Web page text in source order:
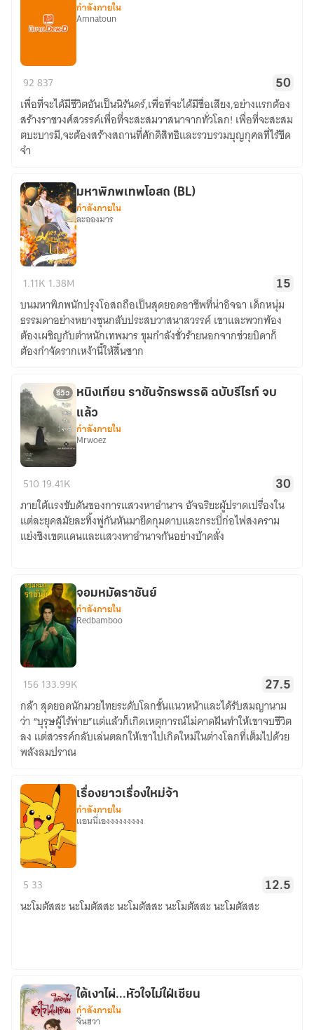
มิติ
มาส
ร้าง
ราชวงศ์
อมตะ
กำลังภายใน
Amnatoun
92837 50
เพื่อที่จะได้มีชีวิตอันเป็นนิรันดร์,เพื่อที่จะได้มีชื่อเสียง,อย่างแรกต้อง
สร้างราชวงศ์สวรรค์เพื่อที่จะสะสมวาสนาจากทั่วโลก! เพื่อที่จะสะสม
ตบะบารมี,จะต้องสร้างสถานที่ศักดิสิทธิและรวบรวมบุญกุศลที่ไร้ขีด
จำ
พิภพ
เทพ
โอสถ
(BL)
มหาพิภพเทพโอสถ (BL)
กำลังภายใน
ละอองมาร
1.11K 1.38M 15
บนมหาพิภพนักปรุงโอสถถือเป็นสุดยอดอาชีพที่น่าอิจฉา เด็กหนุ่ม
ธรรมดาอย่างหยางชุนกลับประสบวาสนาสวรรค์ เขาและพวกพ้อง
ต้องเผชิญกับตำหนักเทพมาร ขุมกำลังชั่วร้ายนอกจากช่วยบิดาก็
ต้องกำจัดรากเหง้านี้ให้สิ้นซาก
รีวิว
เทียน
ราชัน
จักรพรรดิ
ฉบับ
จบ
แล้ว
หนิงเทียน ราชันจักรพรรดิ ฉบับรีไรท์ จบ
แล้ว
กำลังภายใน
Mrwoez
510 19.41K 30
ภายใต้แรงขับดันของการแสวงหาอำนาจ อัจฉริยะผู้ปราดเปรื่องใน
แต่ละยุคสมัยละทิ้งพู่กันหันมายึดกุมดาบและกระบี่ก่อไฟสงคราม
แย่งชิงเขตแดนและแสวงหาอำนาจกันอย่างบ้าคลั่ง
หมัด
ราชันย์
จอมหมัดราชันย์
กำลังภายใน
Redbamboo
156 133.99K 27.5
กล้า สุดยอดนักมวยไทยระดับโลกชั้นแนวหน้าและได้รับสมญานาม
ว่า “บุรุษผู้ไร้พ่าย”แต่แล้วก็เกิดเหตุการณ์ไม่คาดฝันทำให้เขาจบชีวิต
ลง แต่สวรรค์กลับเล่นตลกให้เขาไปเกิดใหม่ในต่างโลกที่เต็มไปด้วย
พลังลมปราณ
ยาว
เรื่อง
เรื่องยาวเรื่องใหม่จ้า
กำลังภายใน
แอนนี่เองงงงงงงงง
5 33 12.5
นะโมตัสสะ นะโมตัสสะ นะโมตัสสะ นะโมตัสสะ นะโมตัสสะ
ใต้เงาไผ่...หัวใจไม่ใฝ่เซียน
กำลังภายใน
จิ่นฮวา